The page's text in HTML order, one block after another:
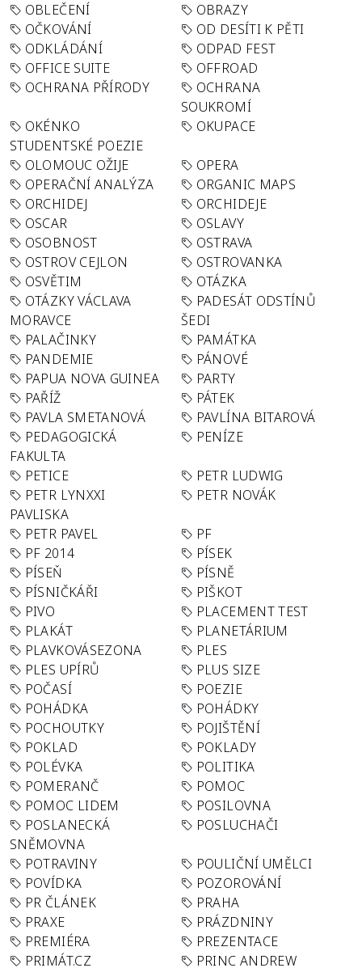
OBLEČENÍ
OBRAZY
OČKOVÁNÍ
OD DESÍTI K PĚTI
ODKLÁDÁNÍ
ODPAD FEST
OFFICE SUITE
OFFROAD
OCHRANA PŘÍRODY
OCHRANA
SOUKROMÍ
OKÉNKO
STUDENTSKÉ POEZIE
OKUPACE
OLOMOUC OŽIJE
OPERA
OPERAČNÍ ANALÝZA
ORGANIC MAPS
ORCHIDEJ
ORCHIDEJE
OSCAR
OSLAVY
OSOBNOST
OSTRAVA
OSTROV CEJLON
OSTROVANKA
OSVĚTIM
OTÁZKA
OTÁZKY VÁCLAVA
MORAVCE
PADESÁT ODSTÍNŮ
ŠEDI
PALAČINKY
PAMÁTKA
PANDEMIE
PÁNOVÉ
PAPUA NOVA GUINEA
PARTY
PAŘÍŽ
PÁTEK
PAVLA SMETANOVÁ
PAVLÍNA BITAROVÁ
PEDAGOGICKÁ
FAKULTA
PENÍZE
PETICE
PETR LUDWIG
PETR LYNXXI
PAVLISKA
PETR NOVÁK
PETR PAVEL
PF
PF 2014
PÍSEK
PÍSEŇ
PÍSNĚ
PÍSNIČKÁŘI
PIŠKOT
PIVO
PLACEMENT TEST
PLAKÁT
PLANETÁRIUM
PLAVKOVÁSEZONA
PLES
PLES UPÍRŮ
PLUS SIZE
POČASÍ
POEZIE
POHÁDKA
POHÁDKY
POCHOUTKY
POJIŠTĚNÍ
POKLAD
POKLADY
POLÉVKA
POLITIKA
POMERANČ
POMOC
POMOC LIDEM
POSILOVNA
POSLANECKÁ
SNĚMOVNA
POSLUCHAČI
POTRAVINY
POULIČNÍ UMĚLCI
POVÍDKA
POZOROVÁNÍ
PR ČLÁNEK
PRAHA
PRAXE
PRÁZDNINY
PREMIÉRA
PREZENTACE
PRIMÁT.CZ
PRINC ANDREW